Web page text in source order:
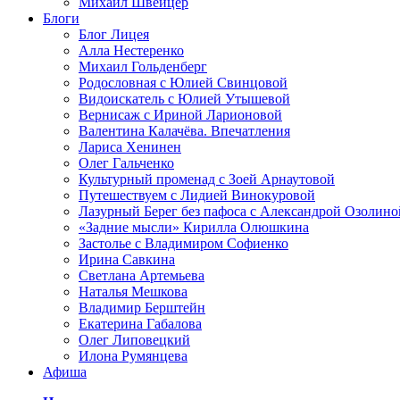
Блоги
Блог Лицея
Алла Нестеренко
Михаил Гольденберг
Родословная с Юлией Свинцовой
Видоискатель с Юлией Утышевой
Вернисаж с Ириной Ларионовой
Валентина Калачёва. Впечатления
Лариса Хенинен
Олег Гальченко
Культурный променад с Зоей Арнаутовой
Путешествуем с Лидией Винокуровой
Лазурный Берег без пафоса с Александрой
«Задние мысли» Кирилла Олюшкина
Застолье с Владимиром Софиенко
Ирина Савкина
Светлана Артемьева
Наталья Мешкова
Владимир Берштейн
Екатерина Габалова
Олег Липовецкий
Илона Румянцева
Афиша